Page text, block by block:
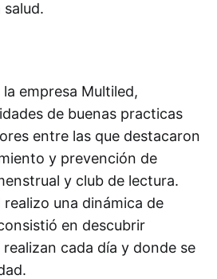
empresa Multiled,
de buenas practicas
entre las que destacaron
y prevención de
y club de lectura.
una dinámica de
en descubrir
cada día y donde se